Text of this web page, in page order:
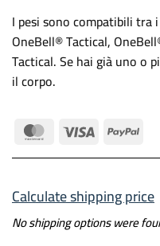
I pesi sono compatibili
OneBell® Tactical,
Tactical. Se hai già uno o
il corpo.
MasterCard
Visa
Calculate shipping price
No shipping options were